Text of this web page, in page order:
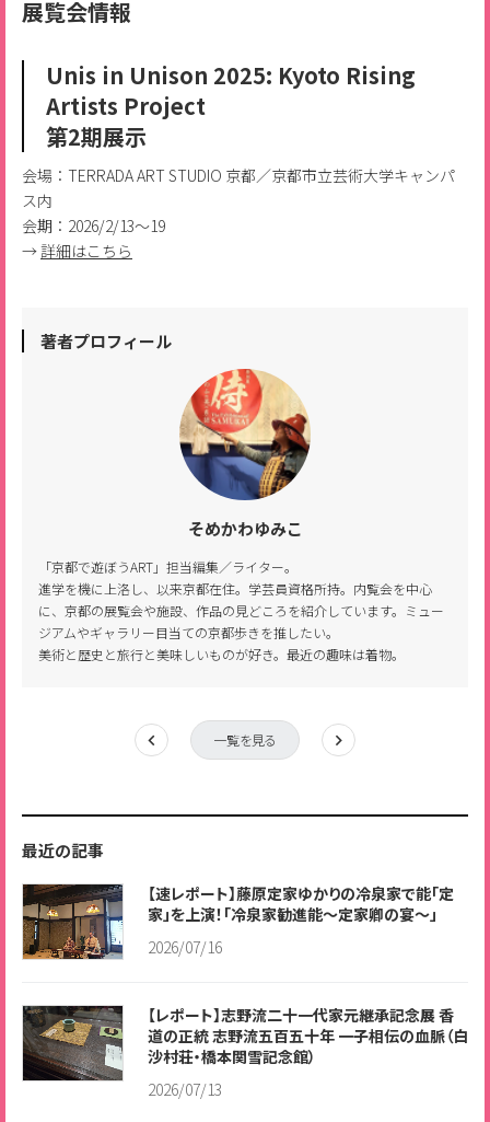
展覧会情報
Unis in Unison 2025: Kyoto Rising
Artists Project
第2期展示
会場：TERRADA ART STUDIO 京都／京都市立芸術大学キャンパ
ス内
会期：2026/2/13～19
→詳細はこちら
著者プロフィール
そめかわゆみこ
「京都で遊ぼうART」担当編集／ライター。
進学を機に上洛し、以来京都在住。学芸員資格所持。内覧会を中心
に、京都の展覧会や施設、作品の見どころを紹介しています。ミュー
ジアムやギャラリー目当ての京都歩きを推したい。
美術と歴史と旅行と美味しいものが好き。最近の趣味は着物。
一覧を見る
最近の記事
【速レポート】藤原定家ゆかりの冷泉家で能「定
家」を上演！「冷泉家勧進能～定家卿の宴～」
2026/07/16
【レポート】志野流二十一代家元継承記念展 香
道の正統 志野流五百五十年 一子相伝の血脈（白
沙村荘・橋本関雪記念館）
2026/07/13